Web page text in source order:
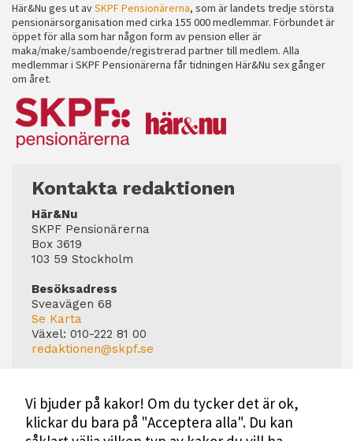
Här&Nu ges ut avSKPF Pensionärerna, som är landets tredje största
pensionärsorganisation med cirka 155 000 medlemmar. Förbundet är
öppet för alla som har någon form av pension eller är
maka/make/samboende/registrerad partner till medlem. Alla
medlemmar i SKPF Pensionärerna får tidningen Här&Nu sex gånger
om året.
Kontakta redaktionen
Här&Nu
SKPF Pensionärerna
Box 3619
103 59 Stockholm
Besöksadress
Sveavägen 68
Se Karta
Växel: 010-222 81 00
redaktionen@skpf.se
Markus Dahlberg
Tel: 0720-88 17 17
markus.dahlberg@skpf.se
Vi bjuder på kakor! Om du tycker det är ok,
klickar du bara på "Acceptera alla". Du kan